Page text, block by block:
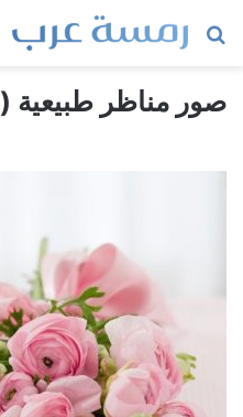
بحث
صور مناظر طبيعية (8)